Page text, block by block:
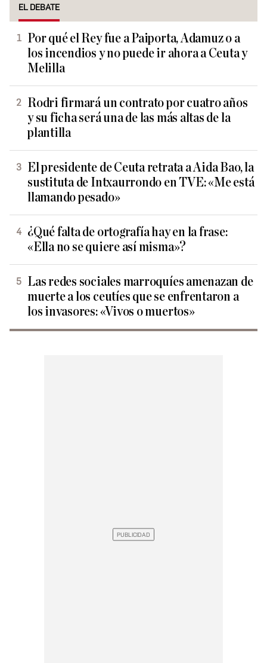
EL DEBATE
Por qué el Rey fue a Paiporta, Adamuz o a
los incendios y no puede ir ahora a Ceuta y
Melilla
Rodri firmará un contrato por cuatro años
y su ficha será una de las más altas de la
plantilla
El presidente de Ceuta retrata a Aida Bao, la
sustituta de Intxaurrondo en TVE: «Me está
llamando pesado»
¿Qué falta de ortografía hay en la frase:
«Ella no se quiere así misma»?
Las redes sociales marroquíes amenazan de
muerte a los ceutíes que se enfrentaron a
los invasores: «Vivos o muertos»